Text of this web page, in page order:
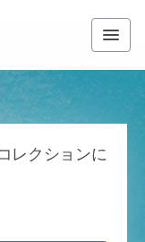
レクションに